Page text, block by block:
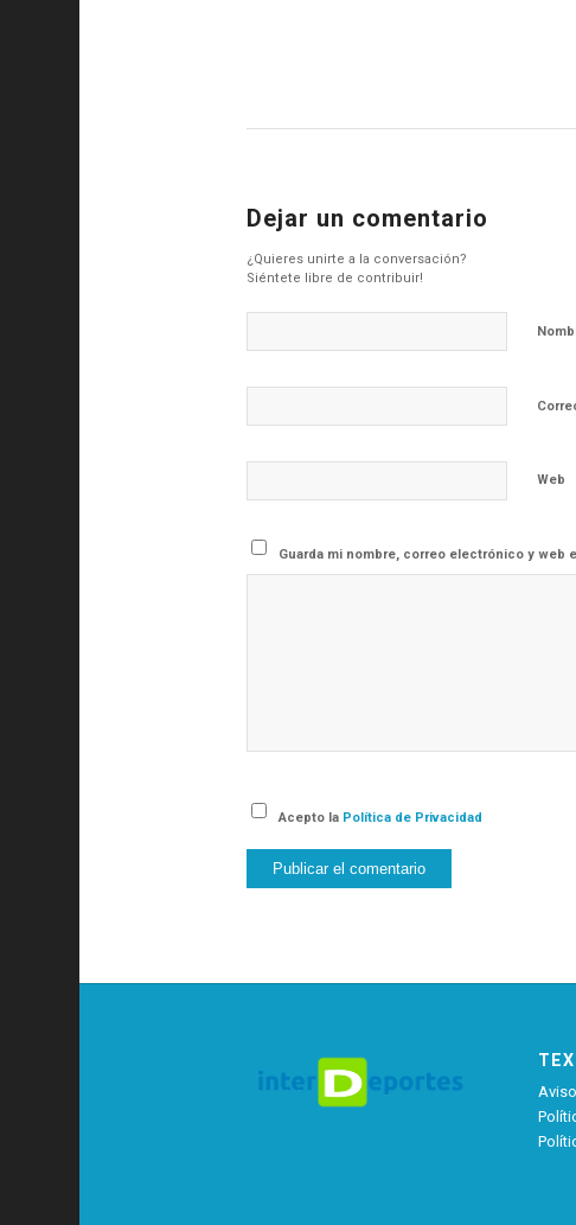
Dejar un comentario
¿Quieres unirte a la conversación?
Siéntete libre de contribuir!
Web
Guarda mi nombre, correo electrónico y web
Acepto la Política de Privacidad